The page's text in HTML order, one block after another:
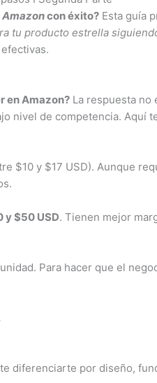
con éxito? Esta guía
tu producto estrella
en Amazon? La respuesta no
nivel de competencia. Aquí
$10 y $17 USD). Aunque
y $50 USD. Tienen mejor
Para hacer que el
diferenciarte por diseño,